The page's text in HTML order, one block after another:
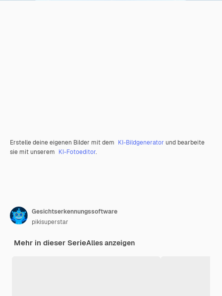
Erstelle deine eigenen Bilder mit dem KI-Bildgenerator und bearbeite
sie mit unserem KI-Fotoeditor.
Gesichtserkennungssoftware
pikisuperstar
Mehr in dieser SerieAlles anzeigen